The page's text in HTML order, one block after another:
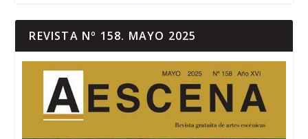
REVISTA Nº 158. MAYO 2025